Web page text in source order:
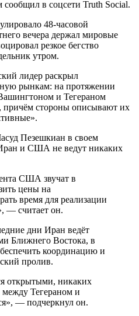
в соцсети Truth Social.
48-часовой
вечера держал мировые
резкое бегство
утром.
лидер раскрыл
рынкам: на протяжении
и Тегераном
причём стороны описывают их
Пезешкиан в своем
Иран и США не ведут никаких
США звучат в
цены на
время для реализации
— считает он.
дни Иран ведёт
Ближнего Востока, в
координацию и
пролив.
открытыми, никаких
между Тегераном и
— подчеркнул он.